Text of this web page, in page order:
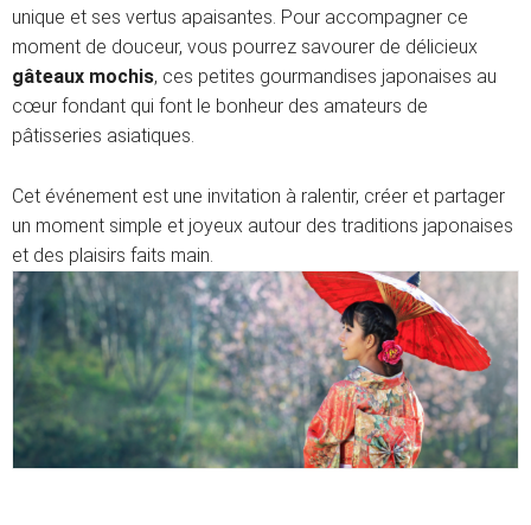
unique et ses vertus apaisantes. Pour accompagner ce
moment de douceur, vous pourrez savourer de délicieux
gâteaux mochis, ces petites gourmandises japonaises au
cœur fondant qui font le bonheur des amateurs de
pâtisseries asiatiques.
Cet événement est une invitation à ralentir, créer et partager
un moment simple et joyeux autour des traditions japonaises
et des plaisirs faits main.